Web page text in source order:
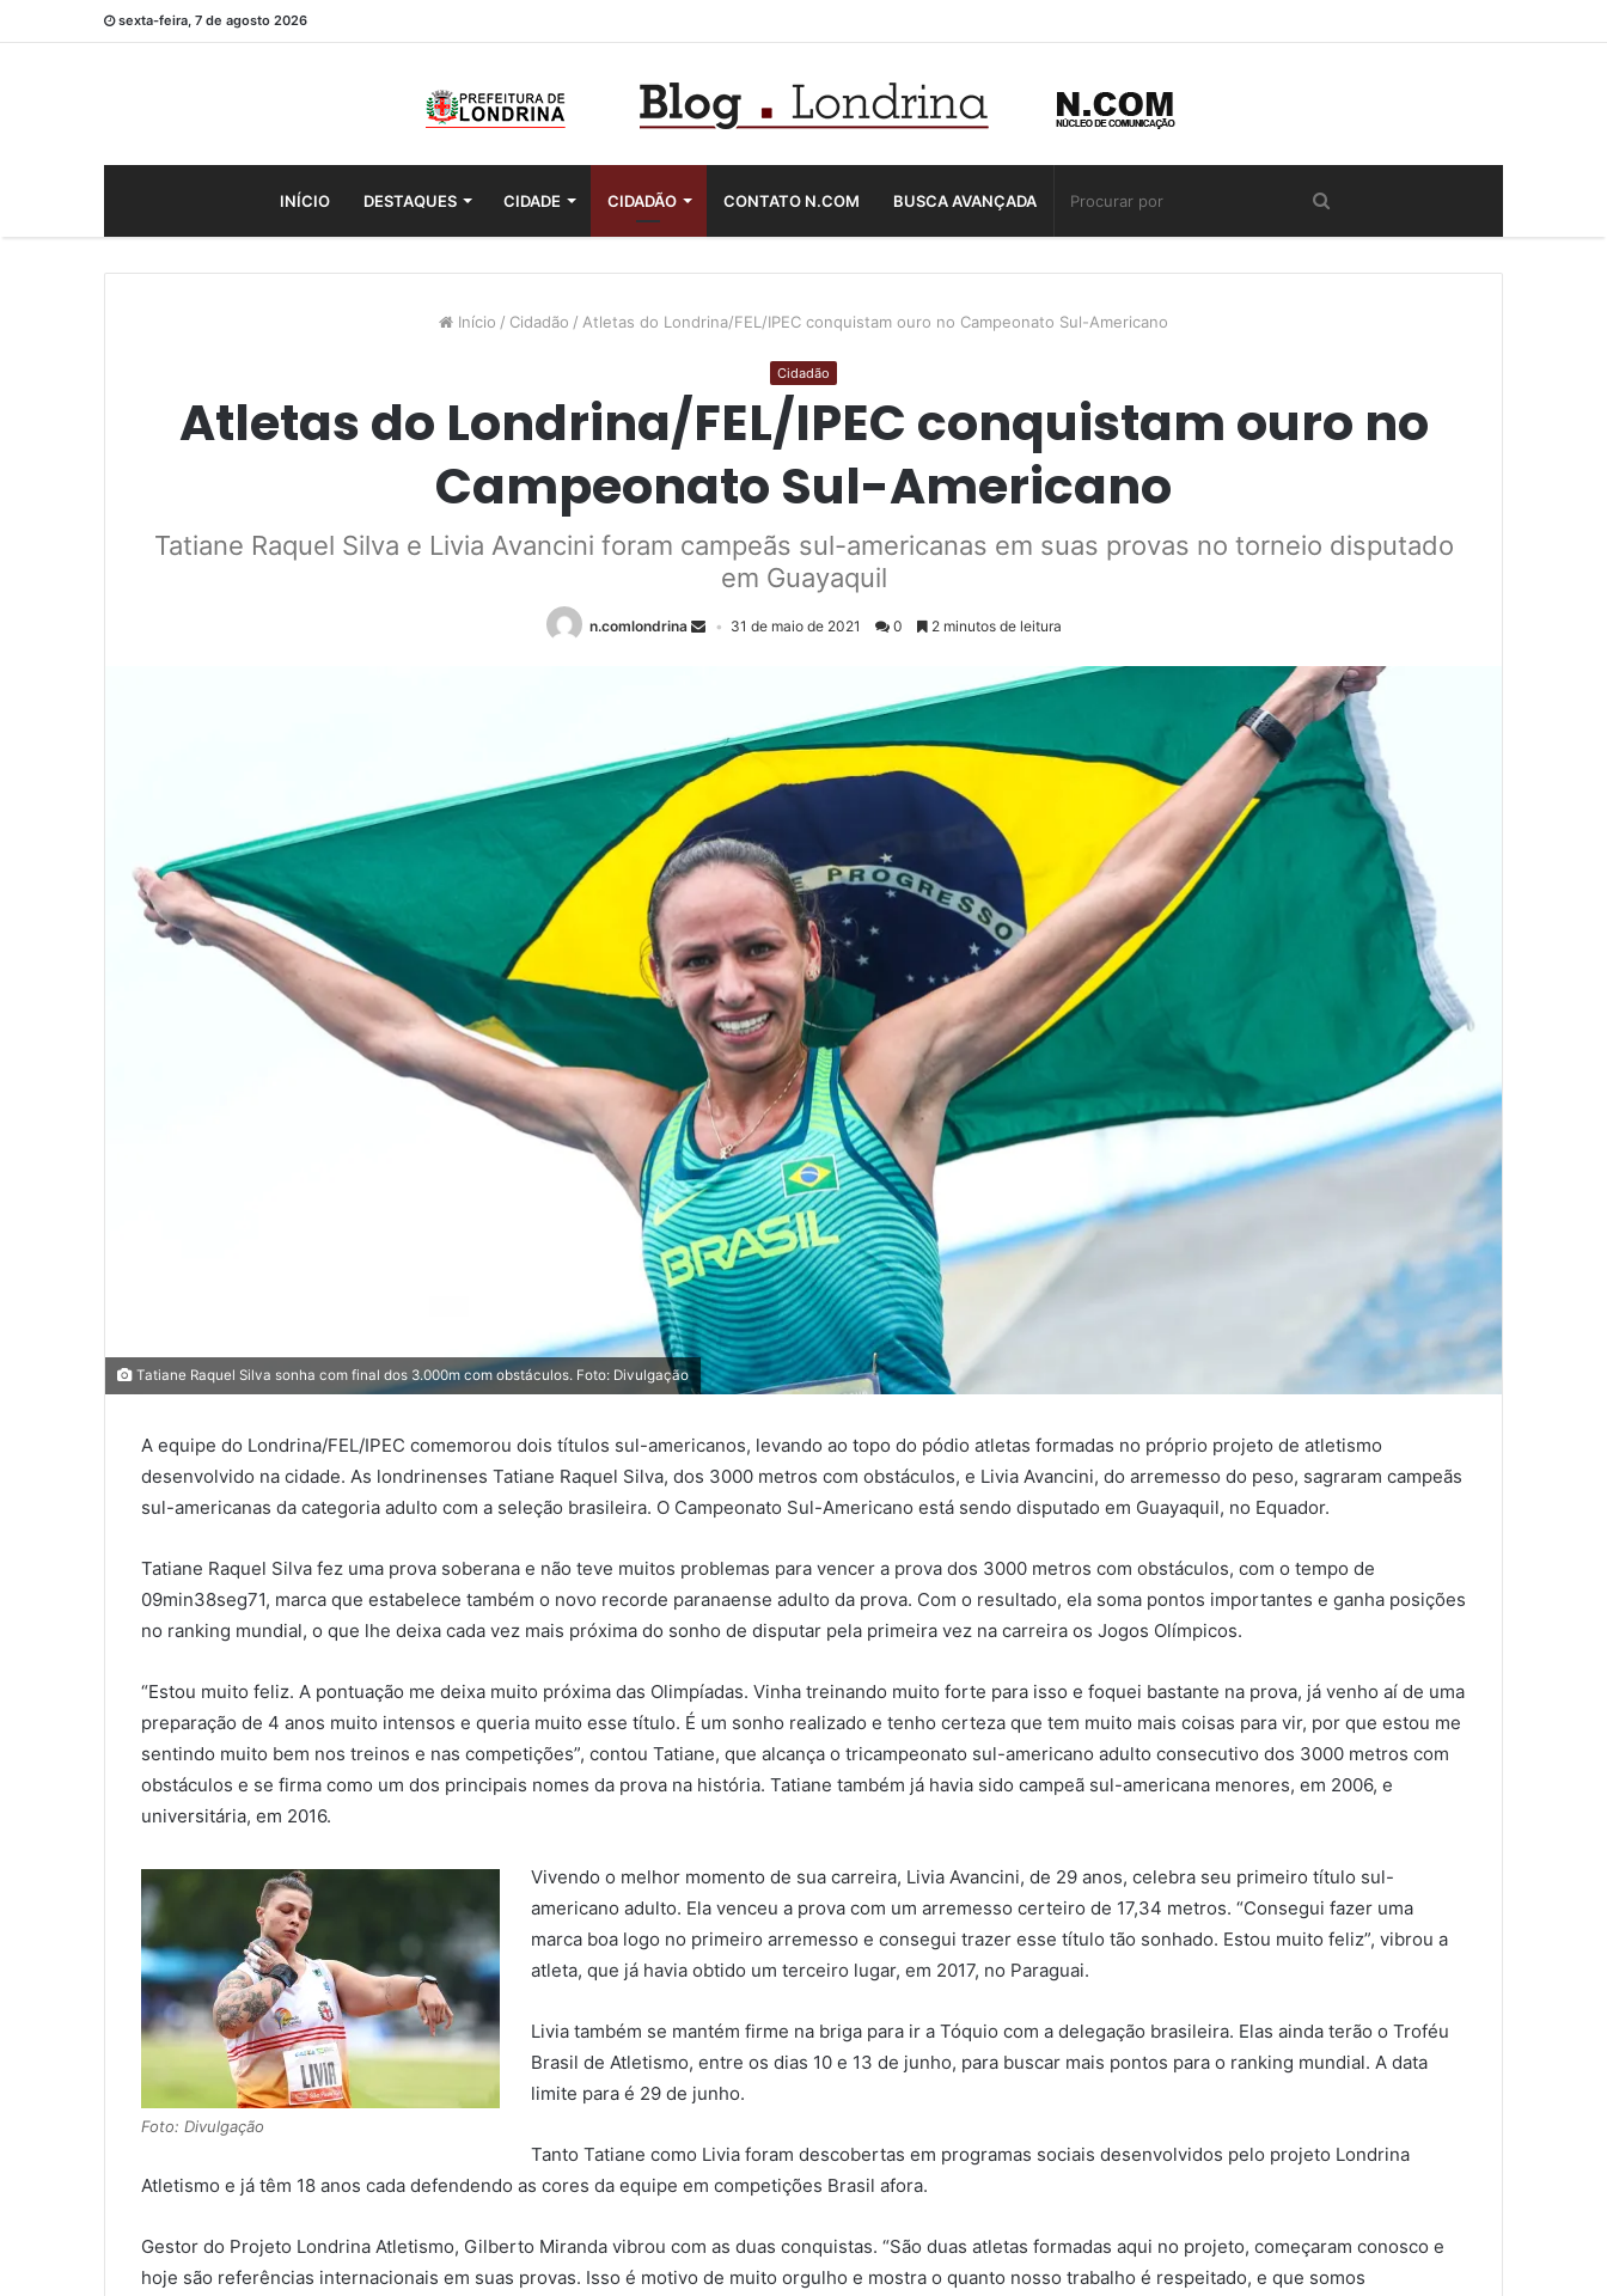
sexta-feira, 7 de agosto 2026
INÍCIO DESTAQUES CIDADE CIDADÃO CONTATO N.COM BUSCA AVANÇADA
Início / Cidadão / Atletas do Londrina/FEL/IPEC conquistam ouro no Campeonato Sul-Americano
Cidadão
Atletas do Londrina/FEL/IPEC conquistam ouro no
Campeonato Sul-Americano
Tatiane Raquel Silva e Livia Avancini foram campeãs sul-americanas em suas provas no torneio disputado
em Guayaquil
n.comlondrina 31 de maio de 2021 0 2 minutos de leitura
Tatiane Raquel Silva sonha com final dos 3.000m com obstáculos. Foto: Divulgação
A equipe do Londrina/FEL/IPEC comemorou dois títulos sul-americanos, levando ao topo do pódio atletas formadas no próprio projeto de atletismo
desenvolvido na cidade. As londrinenses Tatiane Raquel Silva, dos 3000 metros com obstáculos, e Livia Avancini, do arremesso do peso, sagraram campeãs
sul-americanas da categoria adulto com a seleção brasileira. O Campeonato Sul-Americano está sendo disputado em Guayaquil, no Equador.
Tatiane Raquel Silva fez uma prova soberana e não teve muitos problemas para vencer a prova dos 3000 metros com obstáculos, com o tempo de
09min38seg71, marca que estabelece também o novo recorde paranaense adulto da prova. Com o resultado, ela soma pontos importantes e ganha posições
no ranking mundial, o que lhe deixa cada vez mais próxima do sonho de disputar pela primeira vez na carreira os Jogos Olímpicos.
“Estou muito feliz. A pontuação me deixa muito próxima das Olimpíadas. Vinha treinando muito forte para isso e foquei bastante na prova, já venho aí de uma
preparação de 4 anos muito intensos e queria muito esse título. É um sonho realizado e tenho certeza que tem muito mais coisas para vir, por que estou me
sentindo muito bem nos treinos e nas competições”, contou Tatiane, que alcança o tricampeonato sul-americano adulto consecutivo dos 3000 metros com
obstáculos e se firma como um dos principais nomes da prova na história. Tatiane também já havia sido campeã sul-americana menores, em 2006, e
universitária, em 2016.
Foto: Divulgação
Vivendo o melhor momento de sua carreira, Livia Avancini, de 29 anos, celebra seu primeiro título sul-
americano adulto. Ela venceu a prova com um arremesso certeiro de 17,34 metros. “Consegui fazer uma
marca boa logo no primeiro arremesso e consegui trazer esse título tão sonhado. Estou muito feliz”, vibrou a
atleta, que já havia obtido um terceiro lugar, em 2017, no Paraguai.
Livia também se mantém firme na briga para ir a Tóquio com a delegação brasileira. Elas ainda terão o Troféu
Brasil de Atletismo, entre os dias 10 e 13 de junho, para buscar mais pontos para o ranking mundial. A data
limite para é 29 de junho.
Tanto Tatiane como Livia foram descobertas em programas sociais desenvolvidos pelo projeto Londrina
Atletismo e já têm 18 anos cada defendendo as cores da equipe em competições Brasil afora.
Gestor do Projeto Londrina Atletismo, Gilberto Miranda vibrou com as duas conquistas. “São duas atletas formadas aqui no projeto, começaram conosco e
hoje são referências internacionais em suas provas. Isso é motivo de muito orgulho e mostra o quanto nosso trabalho é respeitado, e que somos